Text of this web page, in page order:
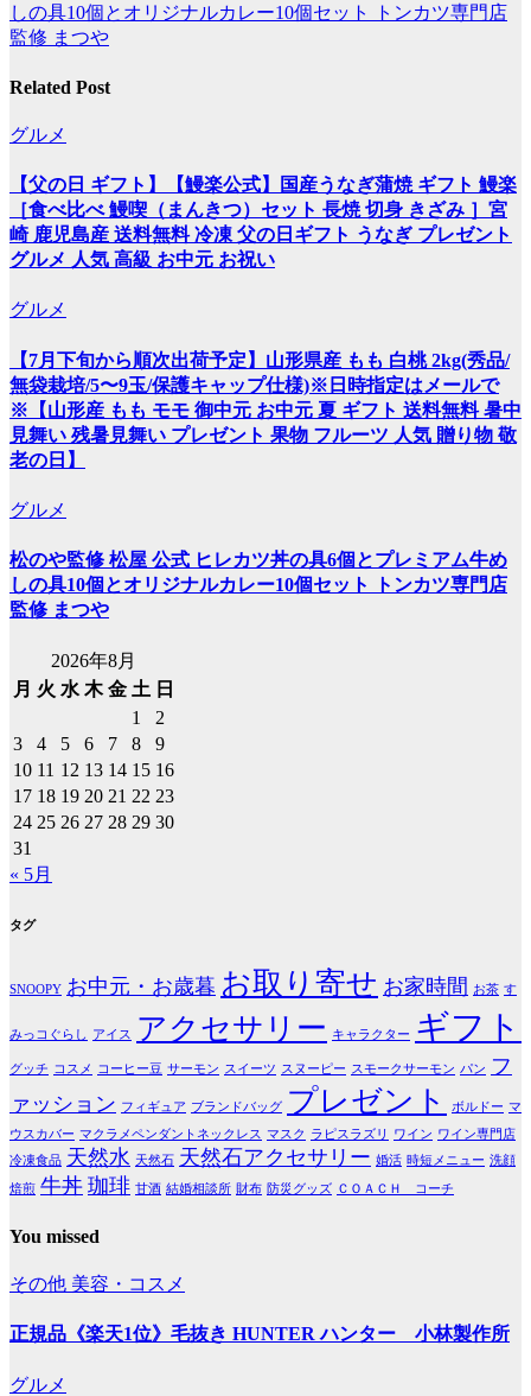
ナ
ゲ
ー
シ
ョ
ン
しの具10個とオリジナルカレー10個セット トンカツ専門店
監修 まつや
Related Post
グルメ
【父の日 ギフト】【鰻楽公式】国産うなぎ蒲焼 ギフト 鰻楽
［食べ比べ 鰻喫（まんきつ）セット 長焼 切身 きざみ ］宮
崎 鹿児島産 送料無料 冷凍 父の日ギフト うなぎ プレゼント
グルメ 人気 高級 お中元 お祝い
グルメ
【7月下旬から順次出荷予定】山形県産 もも 白桃 2kg(秀品/
無袋栽培/5〜9玉/保護キャップ仕様)※日時指定はメールで
※【山形産 もも モモ 御中元 お中元 夏 ギフト 送料無料 暑中
見舞い 残暑見舞い プレゼント 果物 フルーツ 人気 贈り物 敬
老の日】
グルメ
松のや監修 松屋 公式 ヒレカツ丼の具6個とプレミアム牛め
しの具10個とオリジナルカレー10個セット トンカツ専門店
監修 まつや
2026年8月
月 火 水 木 金 土 日
1
2
3
4 5 6 7 8
9
10 11 12 13 14 15 16
17 18 19 20 21 22 23
24 25 26 27 28 29 30
31
« 5月
タグ
SNOOPY お中元・お歳暮 お取り寄せ お家時間 お茶 す
みっコぐらし アイス アクセサリー キャラクター ギフト
グッチ コスメ コーヒー豆 サーモン スイーツ スヌーピー スモークサーモン パン
フ
ァッション フィギュア ブランドバッグ プレゼント ボルドー マ
ウスカバー マクラメペンダントネックレス マスク ラピスラズリ ワイン ワイン専門店
冷凍食品 天然水 天然石 天然石アクセサリー 婚活 時短メニュー 洗顔
焙煎 牛丼 珈琲 甘酒 結婚相談所 財布 防災グッズ ＣＯＡＣＨ コーチ
You missed
その他 美容・コスメ
正規品《楽天1位》毛抜き HUNTER ハンター 小林製作所
グルメ